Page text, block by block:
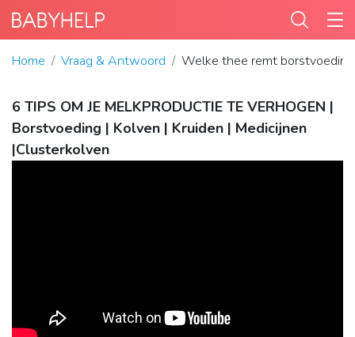
Home Vraag & Antwoord Welke thee remt
6 TIPS OM JE MELKPRODUCTIE TE VERHOGEN |
Borstvoeding | Kolven | Kruiden | Medicijnen
|Clusterkolven